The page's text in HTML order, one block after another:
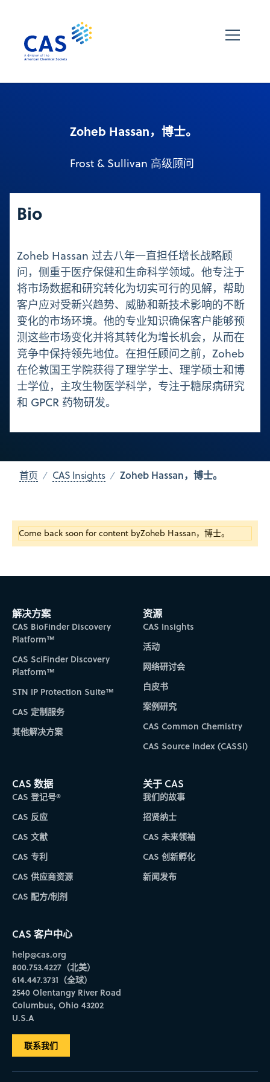
Zoheb Hassan，博士。
Frost & Sullivan 高级顾问
Bio
Zoheb Hassan 过去八年一直担任增长战略顾
问，侧重于医疗保健和生命科学领域。他专注于
将市场数据和研究转化为切实可行的见解，帮助
客户应对受新兴趋势、威胁和新技术影响的不断
变化的市场环境。他的专业知识确保客户能够预
测这些市场变化并将其转化为增长机会，从而在
竞争中保持领先地位。在担任顾问之前，Zoheb
在伦敦国王学院获得了理学学士、理学硕士和博
士学位，主攻生物医学科学，专注于糖尿病研究
和 GPCR 药物研发。
首页 CAS Insights Zoheb Hassan，博士。
Come back soon for content byZoheb Hassan，博士。
解决方案
CAS BioFinder Discovery
Platform™
CAS SciFinder Discovery
Platform™
STN IP Protection Suite™
CAS 定制服务
其他解决方案
资源
CAS Insights
活动
网络研讨会
白皮书
案例研究
CAS Common Chemistry
CAS Source Index (CASSI)
CAS 数据
CAS 登记号®
CAS 反应
CAS 文献
CAS 专利
CAS 供应商资源
CAS 配方/制剂
关于 CAS
我们的故事
招贤纳士
CAS 未来领袖
CAS 创新孵化
新闻发布
CAS 客户中心
help@cas.org
800.753.4227（北美）
614.447.3731（全球）
2540 Olentangy River Road
Columbus, Ohio 43202
U.S.A
联系我们